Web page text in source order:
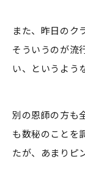
また、昨日のク
そういうのが流
い、というよう
別の恩師の方も
も数秘のことを
たが、あまりピ